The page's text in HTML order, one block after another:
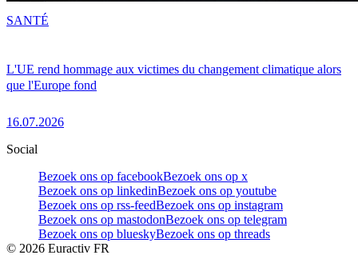
L'UE rend hommage aux victimes du changement climatique alors
que l'Europe fond
16.07.2026
SANTÉ
Social
Bezoek ons op facebookBezoek ons op x
Bezoek ons op linkedinBezoek ons op youtube
Bezoek ons op rss-feedBezoek ons op instagram
Bezoek ons op mastodonBezoek ons op telegram
Bezoek ons op blueskyBezoek ons op threads
© 2026 Euractiv FR